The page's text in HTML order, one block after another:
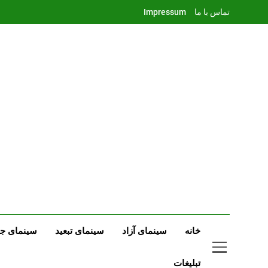
تماس با ما Impressum
خانه سینمای آزاد سینمای تبعید سینمای
تبلیغات